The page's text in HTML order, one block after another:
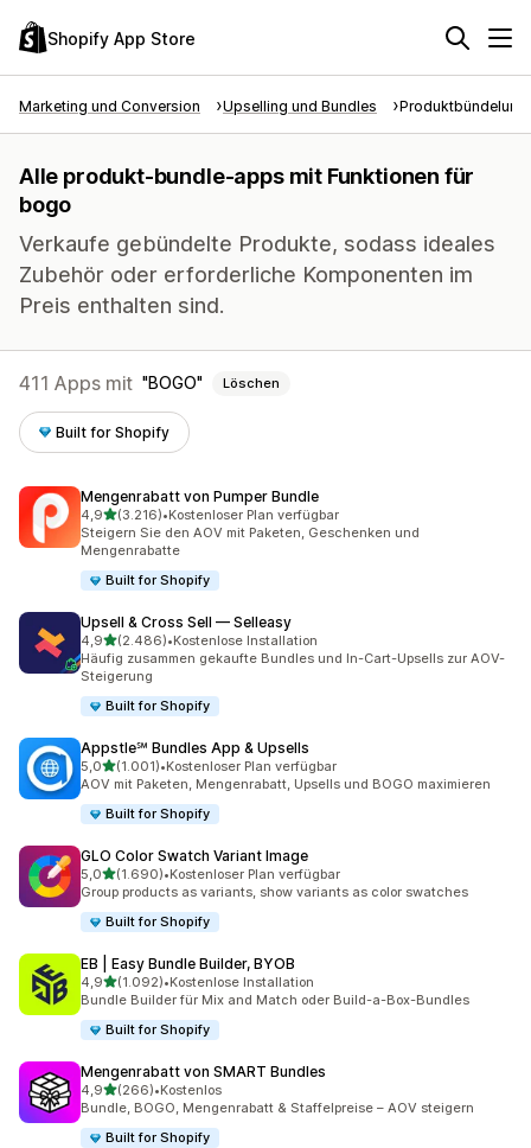
Shopify App Store
Marketing und Conversion Upselling und Bundles Produktbündelung
Alle produkt-bundle-apps mit Funktionen für
bogo
Verkaufe gebündelte Produkte, sodass ideales
Zubehör oder erforderliche Komponenten im
Preis enthalten sind.
411 Apps mit BOGO Löschen
Built for Shopify
Mengenrabatt von Pumper Bundle
4,9von 5 Sternen
(3.216)
3216 Rezensionen insgesamt
•Kostenloser Plan verfügbar
Steigern Sie den AOV mit Paketen, Geschenken und
Mengenrabatte
Built for Shopify
Upsell & Cross Sell — Selleasy
4,9von 5 Sternen
(2.486)
2486 Rezensionen insgesamt
•Kostenlose Installation
Häufig zusammen gekaufte Bundles und In-Cart-Upsells zur AOV-
Steigerung
Built for Shopify
Appstle℠ Bundles App & Upsells
5,0von 5 Sternen
(1.001)
1001 Rezensionen insgesamt
•Kostenloser Plan verfügbar
AOV mit Paketen, Mengenrabatt, Upsells und BOGO maximieren
Built for Shopify
GLO Color Swatch Variant Image
5,0von 5 Sternen
(1.690)
1690 Rezensionen insgesamt
•Kostenloser Plan verfügbar
Group products as variants, show variants as color swatches
Built for Shopify
EB | Easy Bundle Builder, BYOB
4,9von 5 Sternen
(1.092)
1092 Rezensionen insgesamt
•Kostenlose Installation
Bundle Builder für Mix and Match oder Build-a-Box-Bundles
Built for Shopify
Mengenrabatt von SMART Bundles
4,9von 5 Sternen
(266)
266 Rezensionen insgesamt
•Kostenlos
Bundle, BOGO, Mengenrabatt & Staffelpreise – AOV steigern
Built for Shopify